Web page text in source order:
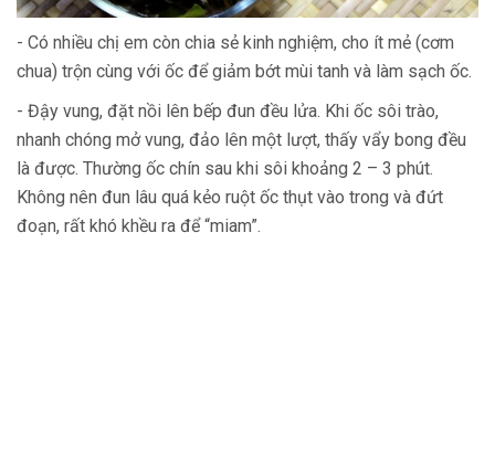
- Có nhiều chị em còn chia sẻ kinh nghiệm, cho ít mẻ (cơm
chua) trộn cùng với ốc để giảm bớt mùi tanh và làm sạch ốc.
- Đậy vung, đặt nồi lên bếp đun đều lửa. Khi ốc sôi trào,
nhanh chóng mở vung, đảo lên một lượt, thấy vẩy bong đều
là được. Thường ốc chín sau khi sôi khoảng 2 – 3 phút.
Không nên đun lâu quá kẻo ruột ốc thụt vào trong và đứt
đoạn, rất khó khều ra để “miam”.